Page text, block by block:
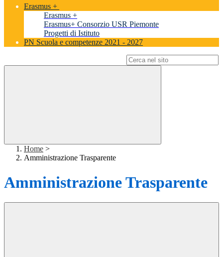
Erasmus +
Erasmus +
Erasmus+ Consorzio USR Piemonte
Progetti di Istituto
PN Scuola e competenze 2021 - 2027
Home >
Amministrazione Trasparente
Amministrazione Trasparente